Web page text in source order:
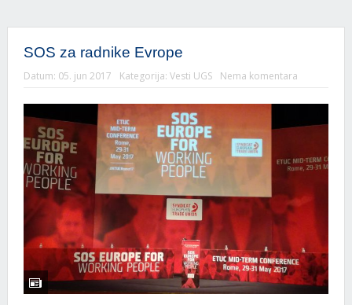
SOS za radnike Evrope
Datum: 05. jun 2017 Kategorija: Vesti UGS Nema komentara